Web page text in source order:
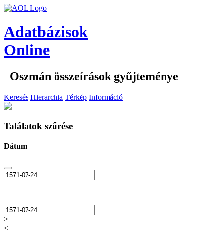
Adatbázisok
Online
Oszmán összeírások gyűjteménye
Keresés Hierarchia Térkép Információ
Találatok szűrése
Dátum
—
>
<